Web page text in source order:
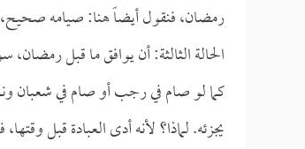
رمضان، فنقول أيضاً هنا: صيامه صحيح،
الحالة الثالثة: أن يوافق ما قبل
كما لو صام في رجب أو صام في شعبان
يجزئه. لماذا؟ لأنه أدى العبادة قبل